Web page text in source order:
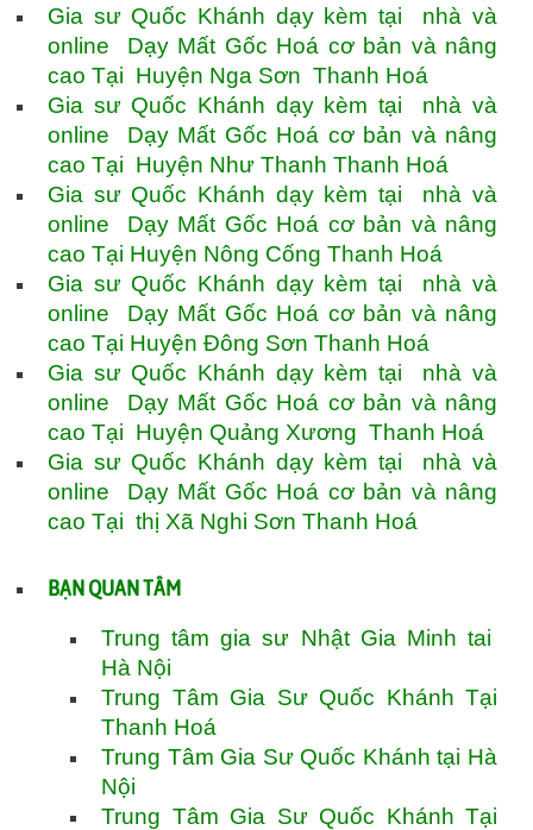
Gia sư Quốc Khánh dạy kèm tại nhà và
online Dạy Mất Gốc Hoá cơ bản và nâng
cao Tại Huyện Nga Sơn Thanh Hoá
Gia sư Quốc Khánh dạy kèm tại nhà và
online Dạy Mất Gốc Hoá cơ bản và nâng
cao Tại Huyện Như Thanh Thanh Hoá
Gia sư Quốc Khánh dạy kèm tại nhà và
online Dạy Mất Gốc Hoá cơ bản và nâng
cao Tại Huyện Nông Cống Thanh Hoá
Gia sư Quốc Khánh dạy kèm tại nhà và
online Dạy Mất Gốc Hoá cơ bản và nâng
cao Tại Huyện Đông Sơn Thanh Hoá
Gia sư Quốc Khánh dạy kèm tại nhà và
online Dạy Mất Gốc Hoá cơ bản và nâng
cao Tại Huyện Quảng Xương Thanh Hoá
Gia sư Quốc Khánh dạy kèm tại nhà và
online Dạy Mất Gốc Hoá cơ bản và nâng
cao Tại thị Xã Nghi Sơn Thanh Hoá
BẠN QUAN TÂM
Trung tâm gia sư Nhật Gia Minh tai
Hà Nội
Trung Tâm Gia Sư Quốc Khánh Tại
Thanh Hoá
Trung Tâm Gia Sư Quốc Khánh tại Hà
Nội
Trung Tâm Gia Sư Quốc Khánh Tại